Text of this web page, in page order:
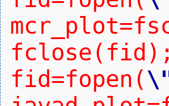
fclose(fid);
fid=fopen(